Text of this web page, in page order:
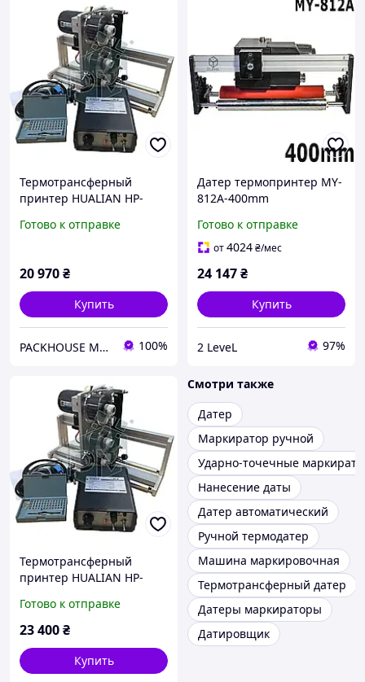
Термотрансферный
принтер HUALIAN HP-
термоленты)
Готово к отправке
20 970₴
Купить
PACKHOUSE MACHINERY 100%
Датер термопринтер MY-
812A-400mm
термодатер 40см
Промышленный датер
Готово к отправке
от4024₴/мес
24 147₴
Купить
2 LeveL 97%
Термотрансферный
принтер HUALIAN HP-
термоленты)
Готово к отправке
23 400₴
Купить
Смотри также
Датер
Маркиратор ручной
Ударно-точечные
Нанесение даты
Датер автоматический
Ручной термодатер
Машина маркировочная
Термотрансферный датер
Датеры маркираторы
Датировщик